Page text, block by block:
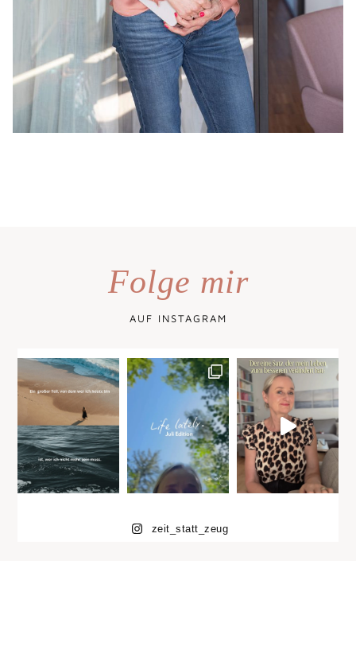
Folge mir
AUF INSTAGRAM
zeit_statt_zeug